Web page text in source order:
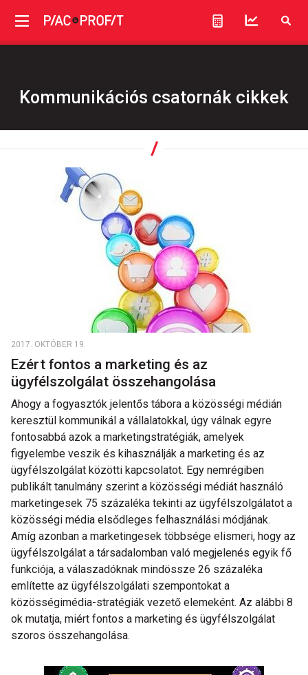
Kommunikációs csatornák cikkek
2017. OKTÓBER 19.
Ezért fontos a marketing és az
ügyfélszolgálat összehangolása
Ahogy a fogyasztók jelentős tábora a közösségi médián
keresztül kommunikál a vállalatokkal, úgy válnak egyre
fontosabbá azok a marketingstratégiák, amelyek
figyelembe veszik és kihasználják a marketing és az
ügyfélszolgálat közötti kapcsolatot. Egy nemrégiben
publikált tanulmány szerint a közösségi médiát használó
marketingesek 75 százaléka tekinti az ügyfélszolgálatot a
közösségi média elsődleges felhasználási módjának.
Amíg azonban a marketingesek többsége elismeri, hogy az
ügyfélszolgálat a társadalomban való megjelenés egyik fő
funkciója, a válaszadóknak mindössze 26 százaléka
említette az ügyfélszolgálati szempontokat a
közösségimédia-stratégiák vezető elemeként. Az alábbi 8
ok mutatja, miért fontos a marketing és ügyfélszolgálat
szoros összehangolása.